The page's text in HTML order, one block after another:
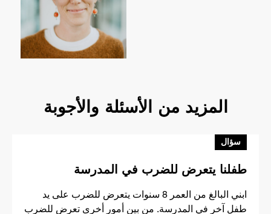
المزيد من الأسئلة والأجوبة
سؤال
طفلنا يتعرض للضرب في المدرسة
ابني البالغ من العمر 8 سنوات يتعرض للضرب على يد
طفل آخر في المدرسة. من بين أمور أخرى تعرض للضرب